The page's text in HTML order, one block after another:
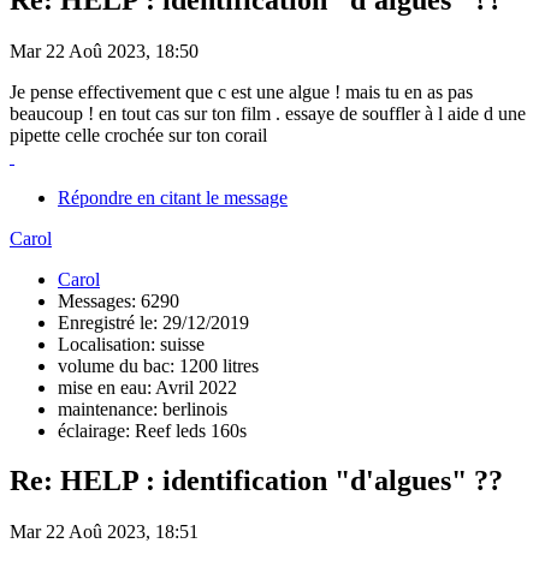
Mar 22 Aoû 2023, 18:50
Je pense effectivement que c est une algue ! mais tu en as pas
beaucoup ! en tout cas sur ton film . essaye de souffler à l aide d une
pipette celle crochée sur ton corail
Répondre en citant le message
Carol
Carol
Messages: 6290
Enregistré le: 29/12/2019
Localisation: suisse
volume du bac: 1200 litres
mise en eau: Avril 2022
maintenance: berlinois
éclairage: Reef leds 160s
Re: HELP : identification "d'algues" ??
Mar 22 Aoû 2023, 18:51